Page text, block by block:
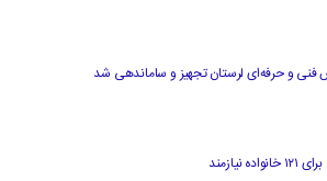
نیازمند